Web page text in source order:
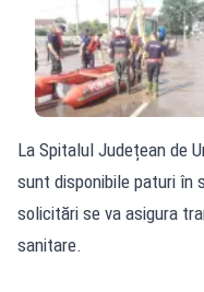
La Spitalul Județean de
sunt disponibile paturi în
solicitări se va asigura
sanitare.